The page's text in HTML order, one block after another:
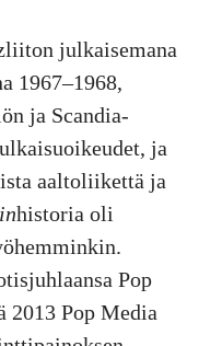
julkaisemana
1967–1968,
ja Scandia-
ja
aaltoliikettä ja
historia oli
Pop
2013 Pop Media